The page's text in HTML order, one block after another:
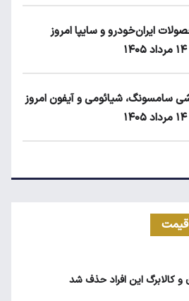
ایران‌خودرو و سایپا امروز
سامسونگ، شیائومی و آیفون امروز
با رقم آخر کد ملی صفر تا ۲
قیمت
و کالابرگ این افراد حذف شد